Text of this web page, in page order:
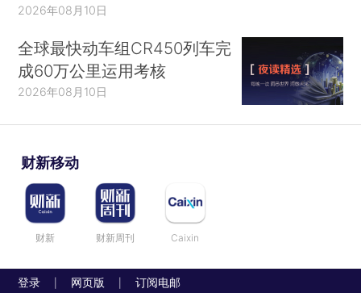
2026年08月10日
全球最快动车组CR450列车完
成60万公里运用考核
2026年08月10日
财新移动
财新 财新周刊 Caixin
登录 网页版 订阅电邮